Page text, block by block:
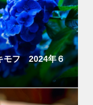
モフ 2024年６